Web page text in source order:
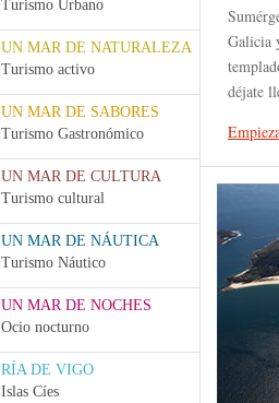
Turismo Urbano
UN MAR DE NATURALEZA
Turismo activo
UN MAR DE SABORES
Turismo Gastronómico
UN MAR DE CULTURA
Turismo cultural
UN MAR DE NÁUTICA
Turismo Náutico
UN MAR DE NOCHES
Ocio nocturno
RÍA DE VIGO
Islas Cíes
Galicia
déjate